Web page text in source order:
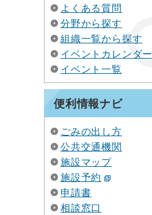
よくある質問
分野から探す
組織一覧から探す
イベントカレンダー
イベント一覧
便利情報ナビ
ごみの出し方
公共交通機関
施設マップ
施設予約
申請書
相談窓口